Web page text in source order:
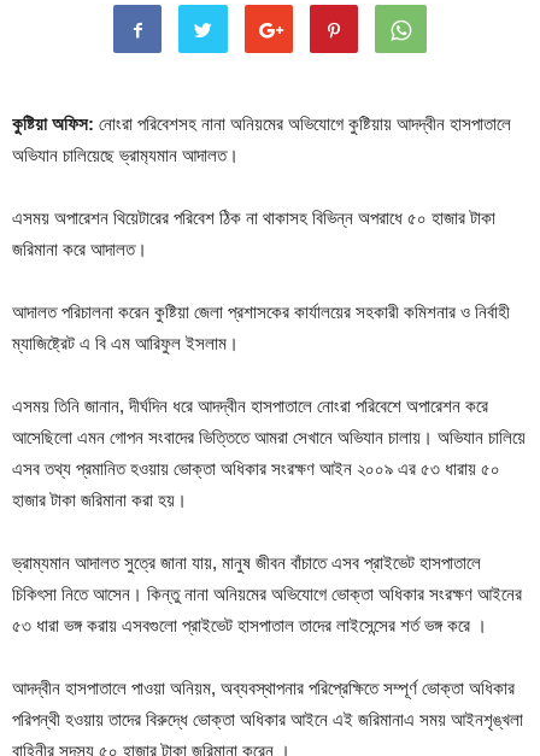
কুষ্টিয়া অফিস: নোংরা পরিবেশসহ নানা অনিয়মের অভিযোগে কুষ্টিয়ায় আদদ্বীন হাসপাতালে
অভিযান চালিয়েছে ভ্রাম‍্যমান আদালত।
এসময় অপারেশন থিয়েটারের পরিবেশ ঠিক না থাকাসহ বিভিন্ন অপরাধে ৫০ হাজার টাকা
জরিমানা করে আদালত।
আদালত পরিচালনা করেন কুষ্টিয়া জেলা প্রশাসকের কার্যালয়ের সহকারী কমিশনার ও নির্বাহী
ম্যাজিষ্ট্রেট এ বি এম আরিফুল ইসলাম।
এসময় তিনি জানান, দীর্ঘদিন ধরে আদদ্বীন হাসপাতালে নোংরা পরিবেশে অপারেশন করে
আসেছিলো এমন গোপন সংবাদের ভিত্তিতে আমরা সেখানে অভিযান চালায়। অভিযান চালিয়ে
এসব তথ্য প্রমানিত হওয়ায় ভোক্তা অধিকার সংরক্ষণ আইন ২০০৯ এর ৫৩ ধারায় ৫০
হাজার টাকা জরিমানা করা হয়।
ভ্রাম্যমান আদালত সুত্রে জানা যায়, মানুষ জীবন বাঁচাতে এসব প্রাইভেট হাসপাতালে
চিকিৎসা নিতে আসেন। কিন্তু নানা অনিয়মের অভিযোগে ভোক্তা অধিকার সংরক্ষণ আইনের
৫৩ ধারা ভঙ্গ করায় এসবগুলো প্রাইভেট হাসপাতাল তাদের লাইসেন্সের শর্ত ভঙ্গ করে ।
আদদ্বীন হাসপাতালে পাওয়া অনিয়ম, অব্যবস্থাপনার পরিপ্রেক্ষিতে সম্পূর্ণ ভোক্তা অধিকার
পরিপন্থী হওয়ায় তাদের বিরুদ্ধে ভোক্তা অধিকার আইনে এই জরিমানাএ সময় আইনশৃঙ্খলা
বাহিনীর সদস়্য ৫০ হাজার টাকা জরিমানা করেন ।